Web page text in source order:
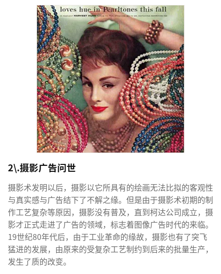
2\.摄影广告问世
摄影术发明以后，摄影以它所具有的绘画无法比拟的客观性
与真实感与广告结下了不解之缘。但是由于摄影术初期的制
作工艺复杂等原因，摄影没有普及，直到柯达公司成立，摄
影才正式走进了广告的领域，标志着图像广告时代的来临。
19世纪80年代后，由于工业革命的缘故，摄影也有了突飞
猛进的发展，由原来的受复杂工艺制约到后来的批量生产，
发生了质的改变。